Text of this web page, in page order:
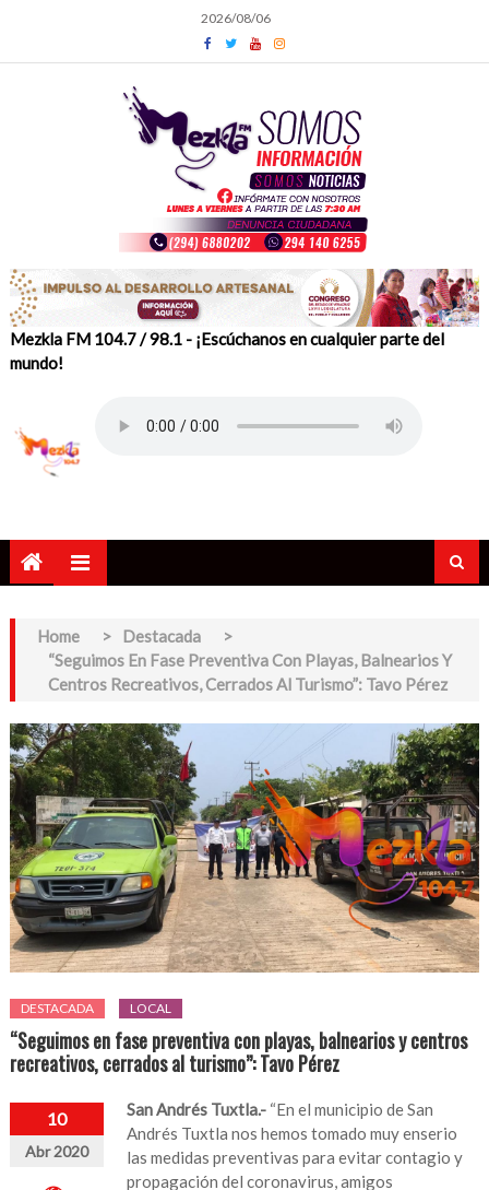
content
2026/08/06
Mezkla FM 104.7 / 98.1 - ¡Escúchanos en cualquier parte del
mundo!
Home > Destacada
>
“Seguimos En Fase Preventiva Con Playas, Balnearios Y
Centros Recreativos, Cerrados Al Turismo”: Tavo Pérez
DESTACADA LOCAL
“Seguimos en fase preventiva con playas, balnearios y centros
recreativos, cerrados al turismo”: Tavo Pérez
10
Abr 2020
San Andrés Tuxtla.- “En el municipio de San
Andrés Tuxtla nos hemos tomado muy enserio
las medidas preventivas para evitar contagio y
propagación del coronavirus, amigos